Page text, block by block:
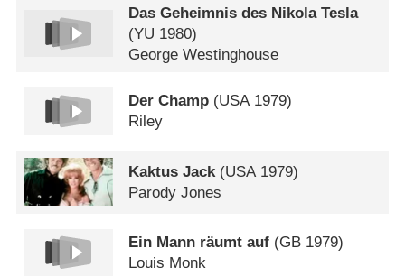
Das Geheimnis des Nikola Tesla
(YU 1980)
George Westinghouse
Der Champ (USA1979)
Riley
Kaktus Jack (USA 1979)
Parody Jones
Ein Mann räumt auf (GB 1979)
Louis Monk